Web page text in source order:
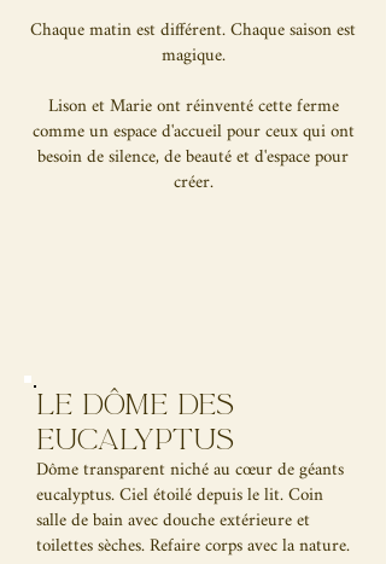
Chaque matin est différent. Chaque saison est
magique.
Lison et Marie ont réinventé cette ferme
comme un espace d'accueil pour ceux qui ont
besoin de silence, de beauté et d'espace pour
créer.
Le dôme des
eucalyptus
Dôme transparent niché au cœur de géants
eucalyptus. Ciel étoilé depuis le lit. Coin
salle de bain avec douche extérieure et
toilettes sèches. Refaire corps avec la nature.